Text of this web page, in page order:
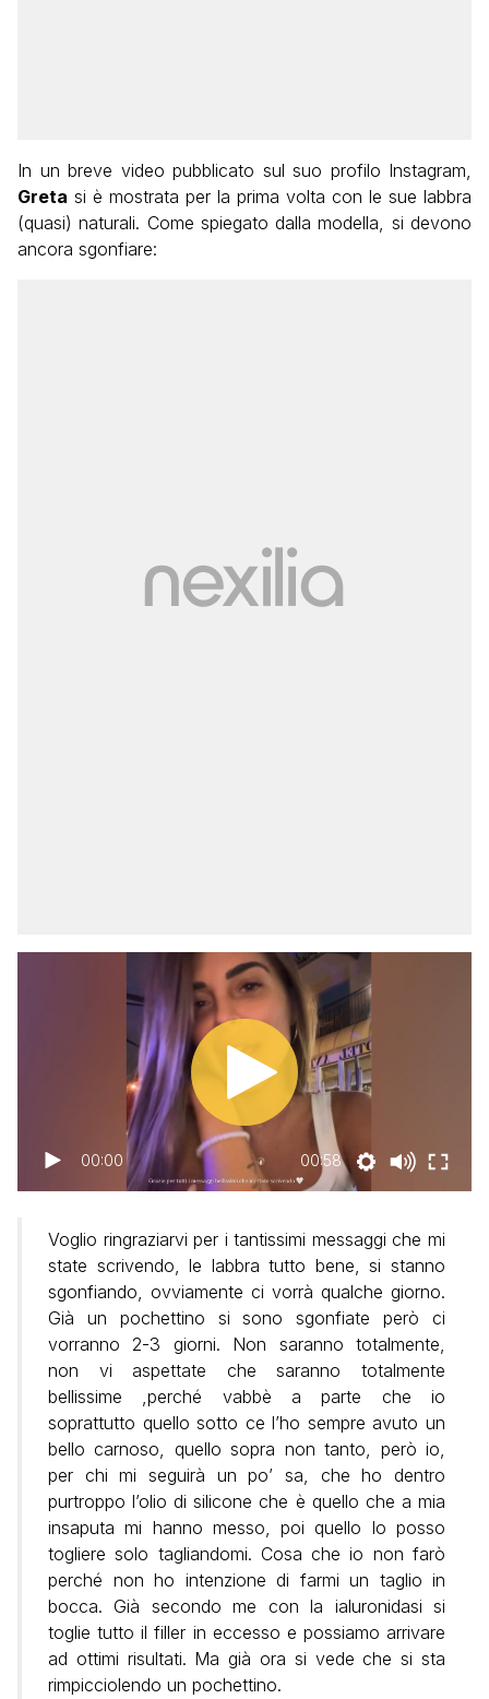
In un breve video pubblicato sul suo profilo Instagram,
Greta si è mostrata per la prima volta con le sue labbra
(quasi) naturali. Come spiegato dalla modella, si devono
ancora sgonfiare:
00:00 00:58
Voglio ringraziarvi per i tantissimi messaggi che mi
state scrivendo, le labbra tutto bene, si stanno
sgonfiando, ovviamente ci vorrà qualche giorno.
Già un pochettino si sono sgonfiate però ci
vorranno 2-3 giorni. Non saranno totalmente,
non vi aspettate che saranno totalmente
bellissime ,perché vabbè a parte che io
soprattutto quello sotto ce l’ho sempre avuto un
bello carnoso, quello sopra non tanto, però io,
per chi mi seguirà un po’ sa, che ho dentro
purtroppo l’olio di silicone che è quello che a mia
insaputa mi hanno messo, poi quello lo posso
togliere solo tagliandomi. Cosa che io non farò
perché non ho intenzione di farmi un taglio in
bocca. Già secondo me con la ialuronidasi si
toglie tutto il filler in eccesso e possiamo arrivare
ad ottimi risultati. Ma già ora si vede che si sta
rimpicciolendo un pochettino.